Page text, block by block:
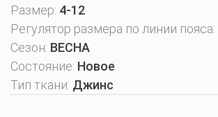
Размер: 4-12
Регулятор размера по линии пояса:
Сезон: ВЕСНА
Состояние: Новое
Тип ткани: Джинс